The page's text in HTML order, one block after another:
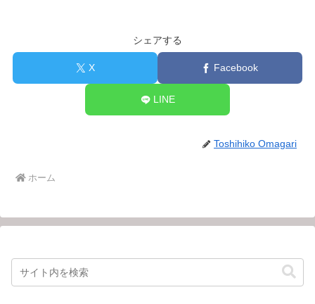
シェアする
X Facebook
LINE
Toshihiko Omagari
ホーム